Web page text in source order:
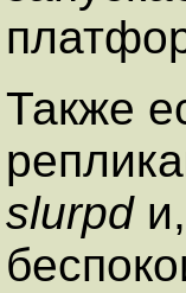
Также
slurpdи,